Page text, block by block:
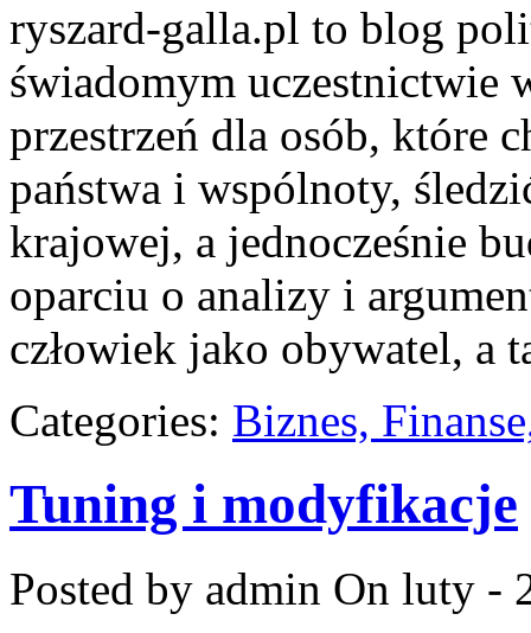
ryszard-galla.pl to blog
świadomym uczestnictwie
przestrzeń dla osób, które
państwa i wspólnoty,
krajowej, a jednocześnie
oparciu o analizy i
człowiek jako obywatel, a
Categories: Biznes,
Tuning i modyfikacje
Posted by admin On luty -